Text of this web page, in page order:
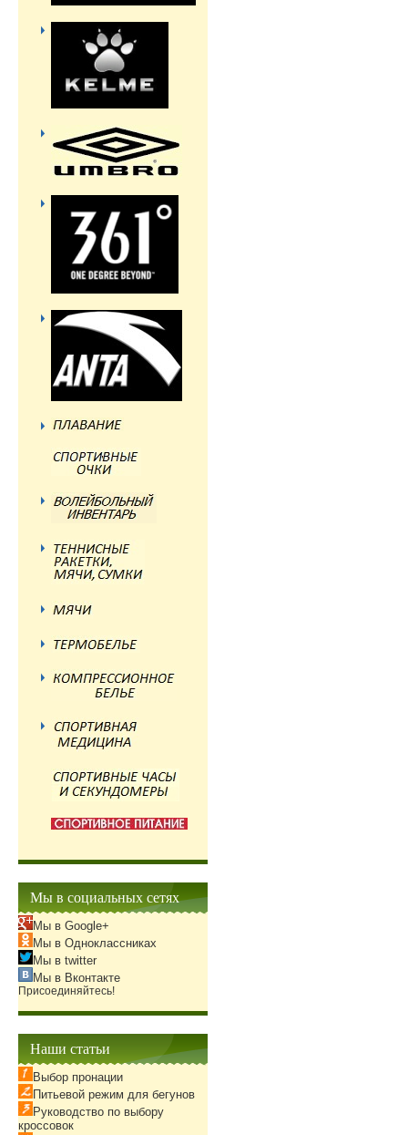
Мы в социальных сетях
Мы в Google+
Мы в Одноклассниках
Мы в twitter
Мы в Вконтакте
Присоединяйтесь!
Наши статьи
Выбор пронации
Питьевой режим для бегунов
Руководство по выбору
кроссовок